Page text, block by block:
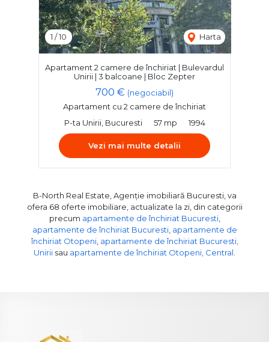
1 /10 Harta
Apartament 2 camere de închiriat | Bulevardul
Unirii | 3 balcoane | Bloc Zepter
700 € (negociabil)
Apartament cu 2 camere de închiriat
P-ta Unirii, Bucuresti
57 mp 1994
Vezi mai multe detalii
B-North Real Estate, Agenție imobiliară Bucuresti, va
ofera 68 oferte imobiliare, actualizate la zi, din categorii
precum apartamente de închiriat Bucuresti,
apartamente de închiriat Bucuresti, apartamente de
închiriat Otopeni, apartamente de închiriat Bucuresti,
Unirii sau apartamente de închiriat Otopeni, Central